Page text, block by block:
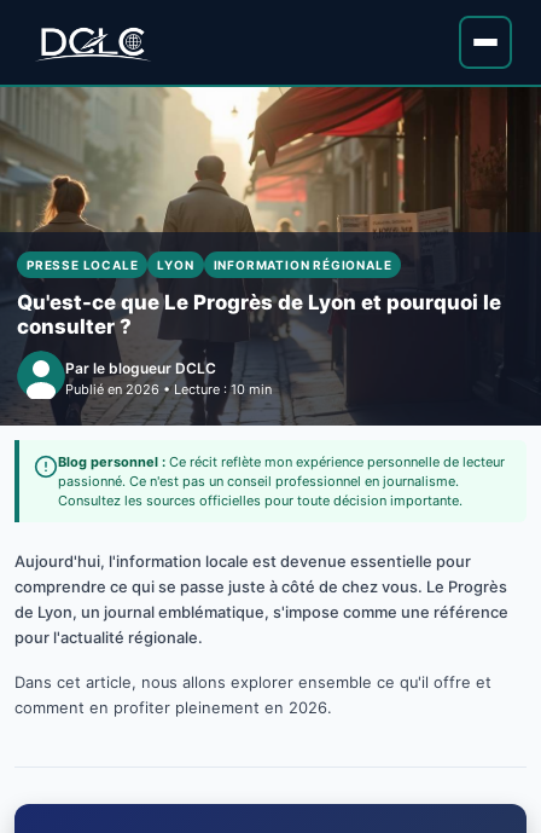
PRESSE LOCALE LYON INFORMATION RÉGIONALE
Qu'est-ce que Le Progrès de Lyon et pourquoi le
consulter ?
Par le blogueur DCLC
Publié en 2026 • Lecture : 10 min
Blog personnel : Ce récit reflète mon expérience personnelle de lecteur
passionné. Ce n'est pas un conseil professionnel en journalisme.
Consultez les sources officielles pour toute décision importante.
Aujourd'hui, l'information locale est devenue essentielle pour
comprendre ce qui se passe juste à côté de chez vous. Le Progrès
de Lyon, un journal emblématique, s'impose comme une référence
pour l'actualité régionale.
Dans cet article, nous allons explorer ensemble ce qu'il offre et
comment en profiter pleinement en 2026.